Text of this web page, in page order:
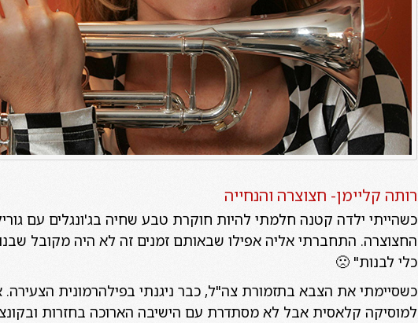
רותה קליימן- חצוצרה והנחייה
החצוצרה. התחברתי אליה אפילו שבאותם זמנים זה לא היה מקובל
כלי לבנות" 🙁
כשסיימתי את הצבא בתזמורת צה"ל, כבר ניגנתי בפילהרמונית
למוסיקה קלאסית אבל לא מסתדרת עם הישיבה הארוכה בחזרות